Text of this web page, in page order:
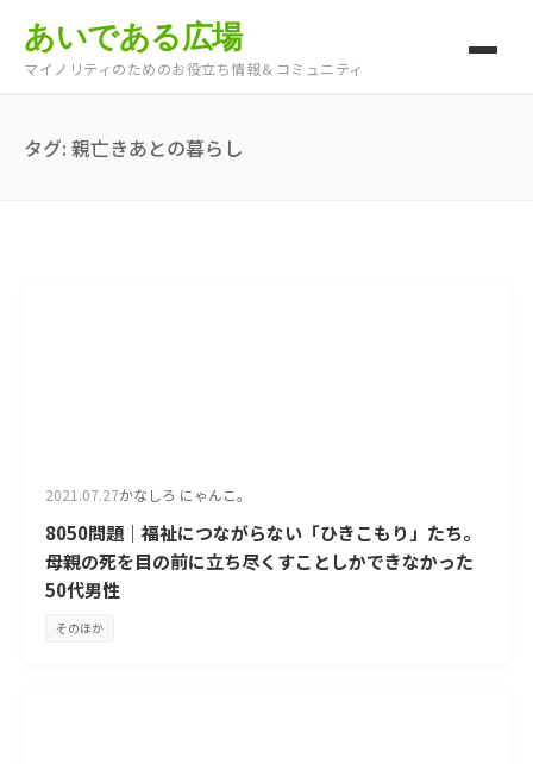
あいである広場
マイノリティのためのお役立ち情報＆コミュニティ
タグ: 親亡きあとの暮らし
2021.07.27かなしろ にゃんこ。
8050問題｜福祉につながらない「ひきこもり」たち。
母親の死を目の前に立ち尽くすことしかできなかった
50代男性
そのほか